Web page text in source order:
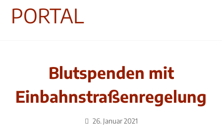
Blutspenden mit
Einbahnstraßenregelung
26. Januar 2021